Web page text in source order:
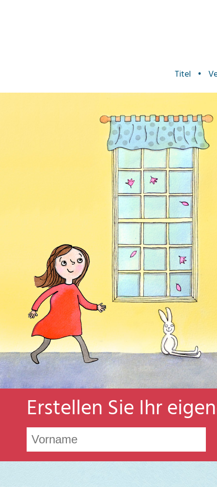
Titel •
Erstellen Sie Ihr